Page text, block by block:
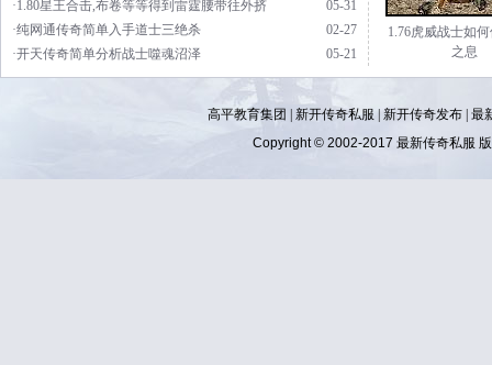
05-31
·1.80星王合击,布卷等等得到雷霆腰带往外挤
02-27
·纯网通传奇简单入手道士三绝杀
05-21
·开天传奇简单分析战士噬魂沼泽
1.76虎威战士如
之息
高平教育集团 | 新开传奇私服 新开传奇发布 最
Copyright © 2002-2017 最新传奇私服